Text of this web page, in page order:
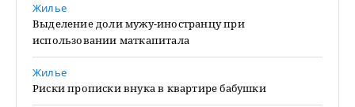
Жилье
Выделение доли мужу-иностранцу при
использовании маткапитала
Жилье
Риски прописки внука в квартире бабушки